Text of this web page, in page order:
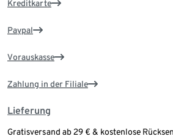
Kreditkarte
Paypal
Vorauskasse
Zahlung in der Filiale
Lieferung
Gratisversand ab 29 € & kostenlose